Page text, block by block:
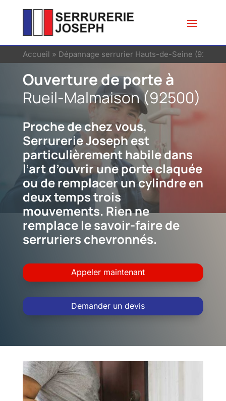
Accueil » Dépannage serrurier Hauts-de-Seine (92)
Ouverture de porte à
Rueil-Malmaison (92500)
Proche de chez vous,
Serrurerie Joseph est
particulièrement habile dans
l’art d’ouvrir une porte claquée
ou de remplacer un cylindre en
deux temps trois
mouvements. Rien ne
remplace le savoir-faire de
serruriers chevronnés.
Appeler maintenant
Demander un devis